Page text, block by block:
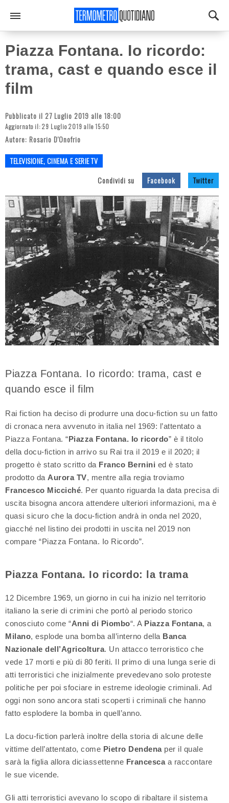
Piazza Fontana. Io ricordo:
trama, cast e quando esce il
film
Pubblicato il 27 Luglio 2019 alle 18:00
Aggiornato il: 29 Luglio 2019 alle 15:50
Autore: Rosario D'Onofrio
TELEVISIONE, CINEMA E SERIE TV
Condividi su
Facebook Twitter
Piazza Fontana. Io ricordo: trama, cast e
quando esce il film
Rai fiction ha deciso di produrre una docu-fiction su un fatto
di cronaca nera avvenuto in italia nel 1969: l’attentato a
Piazza Fontana. “Piazza Fontana. Io ricordo” è il titolo
della docu-fiction in arrivo su Rai tra il 2019 e il 2020; il
progetto è stato scritto da Franco Bernini ed è stato
prodotto da Aurora TV, mentre alla regia troviamo
Francesco Micciché. Per quanto riguarda la data precisa di
uscita bisogna ancora attendere ulteriori informazioni, ma è
quasi sicuro che la docu-fiction andrà in onda nel 2020,
giacché nel listino dei prodotti in uscita nel 2019 non
compare “Piazza Fontana. Io Ricordo”.
Piazza Fontana. Io ricordo: la trama
12 Dicembre 1969, un giorno in cui ha inizio nel territorio
italiano la serie di crimini che portò al periodo storico
conosciuto come “Anni di Piombo“. A Piazza Fontana, a
Milano, esplode una bomba all’interno della Banca
Nazionale dell’Agricoltura. Un attacco terroristico che
vede 17 morti e più di 80 feriti. Il primo di una lunga serie di
atti terroristici che inizialmente prevedevano solo proteste
politiche per poi sfociare in estreme ideologie criminali. Ad
oggi non sono ancora stati scoperti i criminali che hanno
fatto esplodere la bomba in quell’anno.
La docu-fiction parlerà inoltre della storia di alcune delle
vittime dell’attentato, come Pietro Dendenaper il quale
sarà la figlia allora diciassettenne Francesca a raccontare
le sue vicende.
Gli atti terroristici avevano lo scopo di ribaltare il sistema